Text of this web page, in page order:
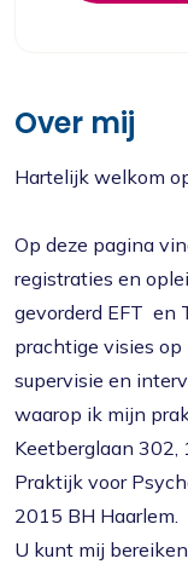
Over mij
Hartelijk welkom
Op deze pagina
registraties en
gevorderd EFT en
prachtige visies
supervisie en
waarop ik mijn
Keetberglaan 302,
Praktijk voor
2015 BH Haarlem.
U kunt mij